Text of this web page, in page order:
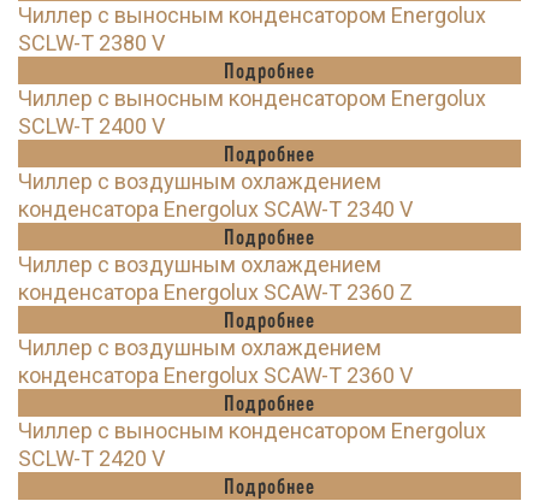
Чиллер с выносным конденсатором Energolux
SCLW-T 2380 V
Подробнее
Чиллер с выносным конденсатором Energolux
SCLW-T 2400 V
Подробнее
Чиллер с воздушным охлаждением
конденсатора Energolux SCAW-T 2340 V
Подробнее
Чиллер с воздушным охлаждением
конденсатора Energolux SCAW-T 2360 Z
Подробнее
Чиллер с воздушным охлаждением
конденсатора Energolux SCAW-T 2360 V
Подробнее
Чиллер с выносным конденсатором Energolux
SCLW-T 2420 V
Подробнее